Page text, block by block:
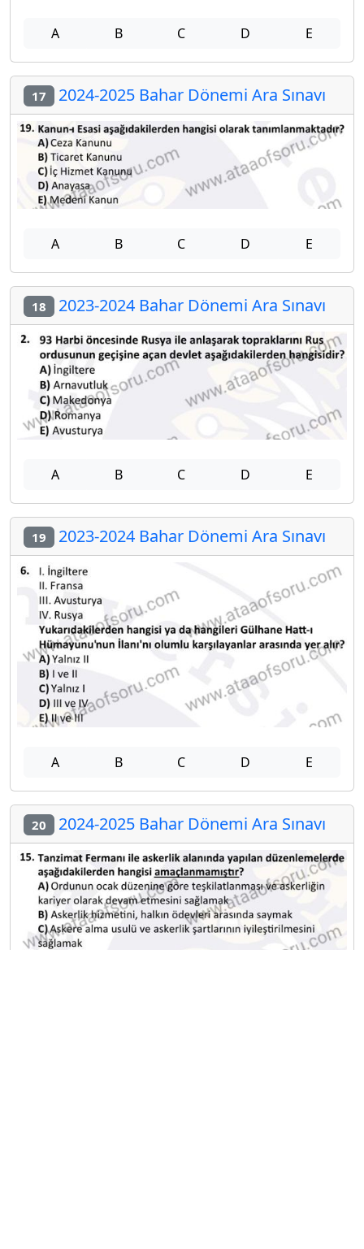
A B C D E
17 2024-2025 Bahar Dönemi Ara Sınavı
A B C D E
18 2023-2024 Bahar Dönemi Ara Sınavı
A B C D E
19 2023-2024 Bahar Dönemi Ara Sınavı
A B C D E
20 2024-2025 Bahar Dönemi Ara Sınavı